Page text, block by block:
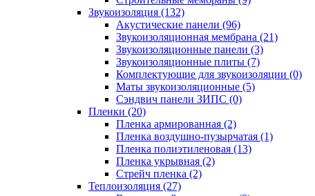
Звукоизоляция (132)
Акустические панели (96)
Звукоизоляционная мембрана (21)
Звукоизоляционные панели (3)
Звукоизоляционные плиты (7)
Комплектующие для звукоизоляции (0)
Маты звукоизоляционные (5)
Сэндвич панели ЗИПС (0)
Пленки (20)
Пленка армированная (2)
Пленка воздушно-пузырчатая (1)
Пленка полиэтиленовая (13)
Пленка укрывная (2)
Стрейч пленка (2)
Теплоизоляция (27)